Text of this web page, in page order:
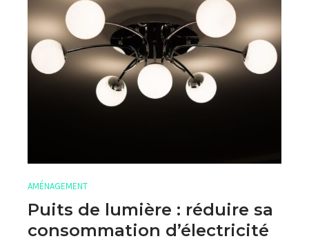
AMÉNAGEMENT
Puits de lumière : réduire sa
consommation d’électricité